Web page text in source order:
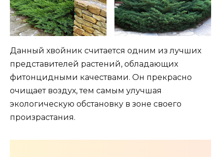
Данный хвойник считается одним из лучших
представителей растений, обладающих
фитонцидными качествами. Он прекрасно
очищает воздух, тем самым улучшая
экологическую обстановку в зоне своего
произрастания.